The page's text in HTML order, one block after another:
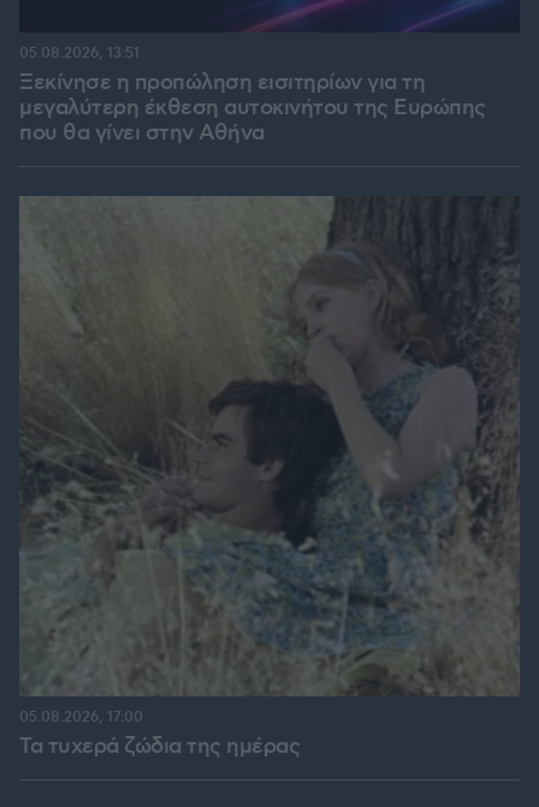
Ξεκίνησε η προπώληση εισιτηρίων για τη
μεγαλύτερη έκθεση αυτοκινήτου της Ευρώπης
που θα γίνει στην Αθήνα
05.08.2026, 13:51
Τα τυχερά ζώδια της ημέρας
05.08.2026, 17:00